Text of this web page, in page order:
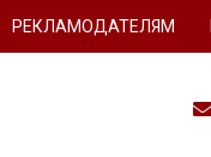
РЕКЛАМОДАТЕЛЯМ